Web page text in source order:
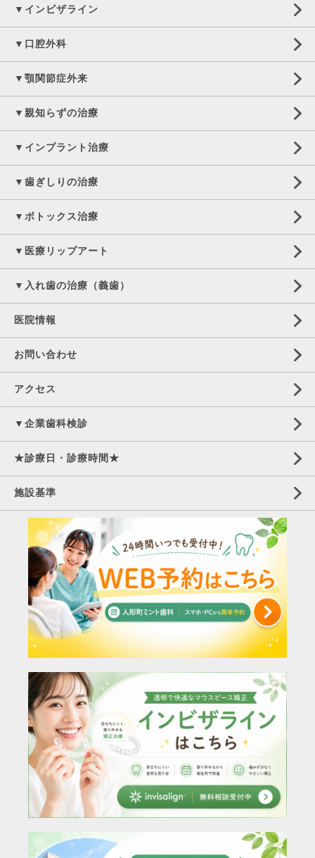
▼インビザライン
▼口腔外科
▼顎関節症外来
▼親知らずの治療
▼インプラント治療
▼歯ぎしりの治療
▼ボトックス治療
▼医療リップアート
▼入れ歯の治療（義歯）
医院情報
お問い合わせ
アクセス
▼企業歯科検診
★診療日・診療時間★
施設基準